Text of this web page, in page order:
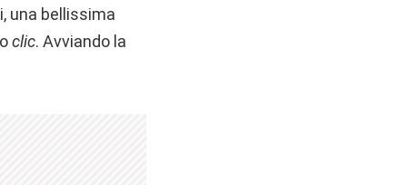
una bellissima
clic. Avviando la